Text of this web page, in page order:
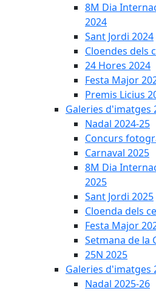
8M Dia
2024
Sant Jordi 2024
Cloendes dels
24 Hores 2024
Festa Major
Premis Licius
Galeries d'imatges
Nadal 2024-25
Concurs
Carnaval 2025
8M Dia
2025
Sant Jordi 2025
Cloenda dels
Festa Major
Setmana de la
25N 2025
Galeries d'imatges
Nadal 2025-26